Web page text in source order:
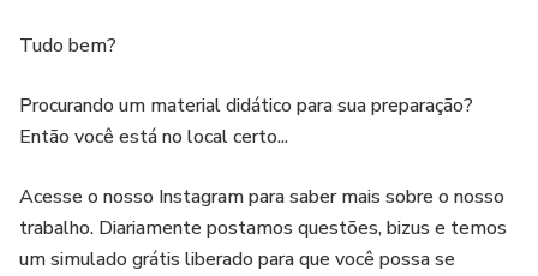
Tudo bem?
Procurando um material didático para sua preparação?
Então você está no local certo...
Acesse o nosso Instagram para saber mais sobre o nosso
trabalho. Diariamente postamos questões, bizus e temos
um simulado grátis liberado para que você possa se